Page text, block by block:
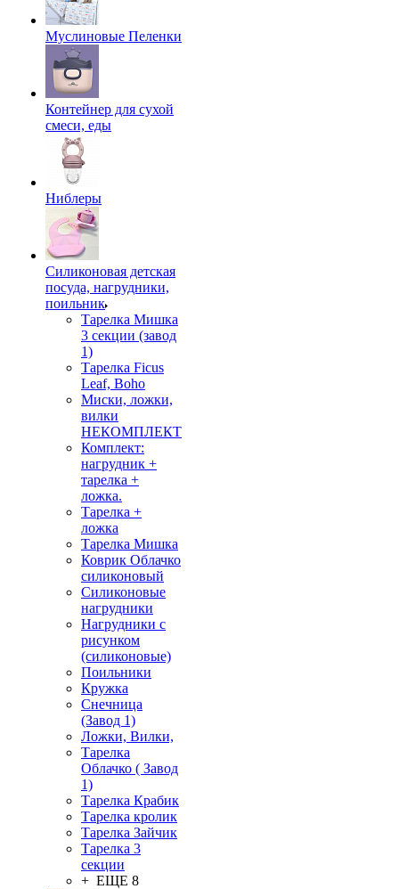
Муслиновые Пеленки
Контейнер для сухой
смеси, еды
Ниблеры
Силиконовая детская
посуда, нагрудники,
поильник
Тарелка Мишка
3 секции (завод
1)
Тарелка Ficus
Leaf, Boho
Миски, ложки,
вилки
НЕКОМПЛЕКТ
Комплект:
нагрудник +
тарелка +
ложка.
Тарелка +
ложка
Тарелка Мишка
Коврик Облачко
силиконовый
Силиконовые
нагрудники
Нагрудники с
рисунком
(силиконовые)
Поильники
Кружка
Снечница
(Завод 1)
Ложки, Вилки,
Тарелка
Облачко ( Завод
1)
Тарелка Крабик
Тарелка кролик
Тарелка Зайчик
Тарелка 3
секции
+ ЕЩЕ 8